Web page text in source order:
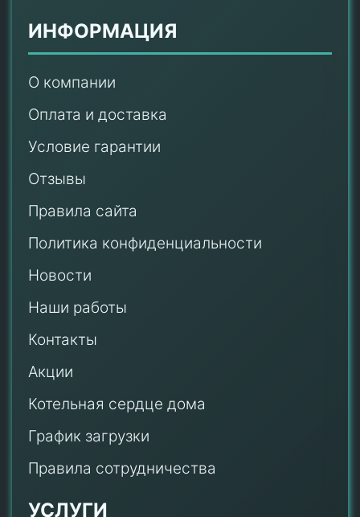
ИНФОРМАЦИЯ
О компании
Оплата и доставка
Условие гарантии
Отзывы
Правила сайта
Политика конфиденциальности
Новости
Наши работы
Контакты
Акции
Котельная сердце дома
График загрузки
Правила сотрудничества
УСЛУГИ